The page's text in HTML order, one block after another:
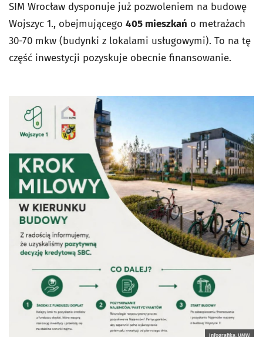
SIM Wrocław dysponuje już pozwoleniem na budowę
Wojszyc 1., obejmującego 405 mieszkań o metrażach
30-70 mkw (budynki z lokalami usługowymi). To na tę
część inwestycji pozyskuje obecnie finansowanie.
Infografika: UMW